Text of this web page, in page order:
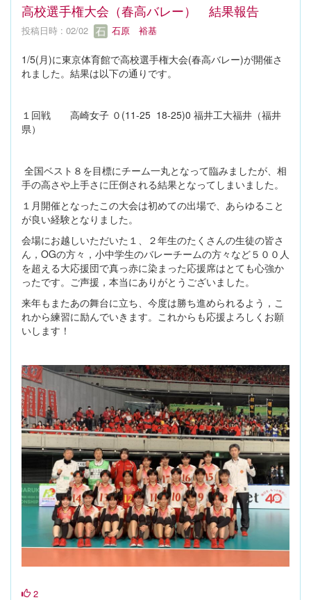
高校選手権大会（春高バレー） 結果報告
投稿日時 : 02/02 石原 裕基
1/5(月)に東京体育館で高校選手権大会(春高バレー)が開催さ
れました。結果は以下の通りです。
１回戦 高崎女子 ０(11-25 18-25)0 福井工大福井（福井
県）
全国ベスト８を目標にチーム一丸となって臨みましたが、相
手の高さや上手さに圧倒される結果となってしまいました。
１月開催となったこの大会は初めての出場で、あらゆること
が良い経験となりました。
会場にお越しいただいた１、２年生のたくさんの生徒の皆さ
ん，OGの方々，小中学生のバレーチームの方々など５００人
を超える大応援団で真っ赤に染まった応援席はとても心強か
ったです。ご声援，本当にありがとうございました。
来年もまたあの舞台に立ち、今度は勝ち進められるよう，こ
れから練習に励んでいきます。これからも応援よろしくお願
いします！
2